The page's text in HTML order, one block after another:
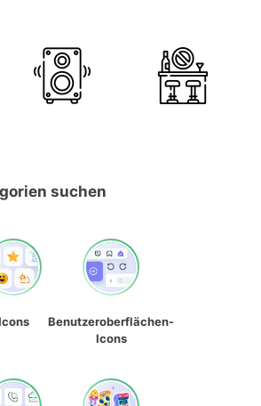
suchen
Benutzeroberflächen-
Icons